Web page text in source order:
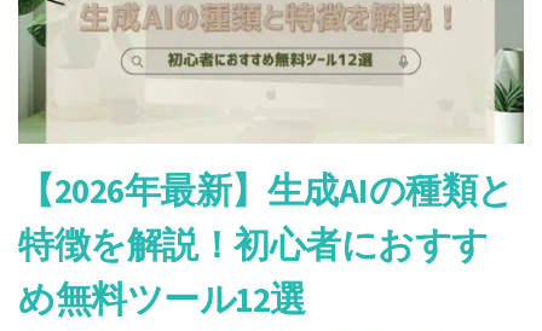
～
先
見
～
【2026年最新】生成AIの種類と
特徴を解説！初心者におすす
め無料ツール12選